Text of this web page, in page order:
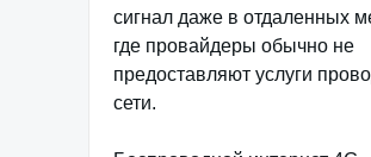
сигнал даже в отдаленных
где провайдеры обычно не
предоставляют услуги
сети.